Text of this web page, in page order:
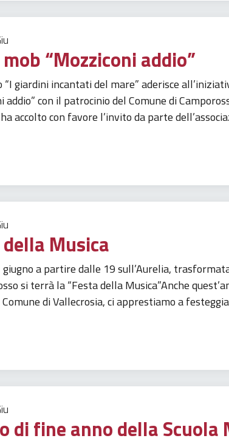
“Mozziconi addio”
giardini incantati del mare” aderisce
addio” con il patrocinio del Comune di
accolto con favore l’invito da parte
Musica
a partire dalle 19 sull’Aurelia,
si terrà la “Festa della Musica”Anche
di Vallecrosia, ci apprestiamo a
di fine anno della Scuola